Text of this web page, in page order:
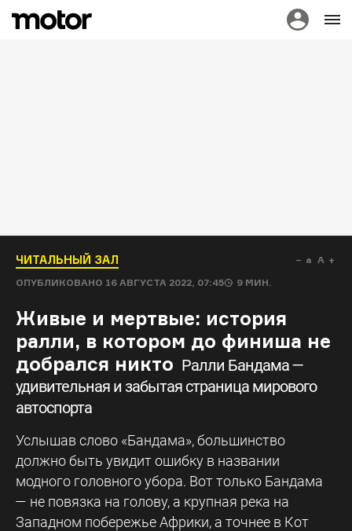
ЧИТАЛЬНЫЙ ЗАЛ
ОПУБЛИКОВАНО 16 АВГУСТА 2022, 07:45 9 МИН.
a A
Живые и мертвые: история
ралли, в котором до финиша не
добрался никто Ралли Бандама —
удивительная и забытая страница мирового
автоспорта
Услышав слово «Бандама», большинство
должно быть увидит ошибку в названии
модного головного убора. Вот только Бандама
— не повязка на голову, а крупная река на
Западном побережье Африки, а точнее в Кот